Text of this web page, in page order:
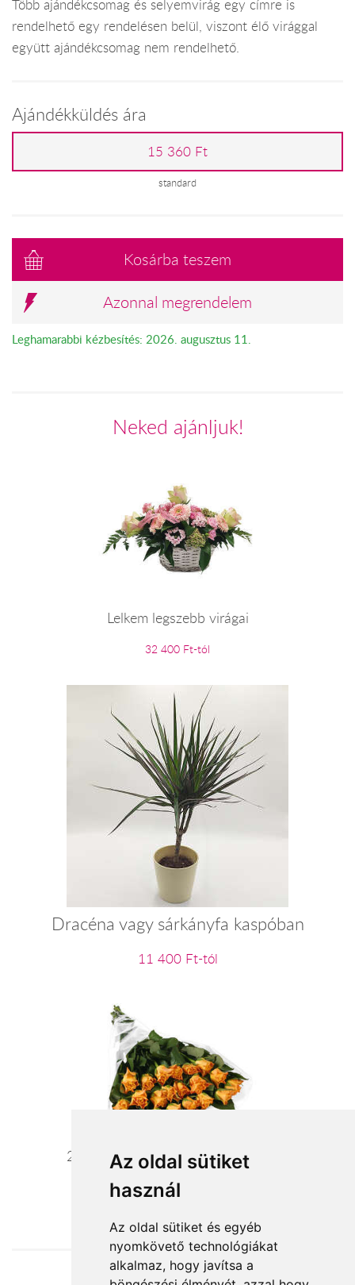
Az oldal sütiket
használ
Az oldal sütiket és egyéb
nyomkövető technológiákat
alkalmaz, hogy javítsa a
Több ajándékcsomag és selyemvirág egy címre is
rendelhető egy rendelésen belül, viszont élő virággal
együtt ajándékcsomag nem rendelhető.
Ajándékküldés ára
15 360 Ft
standard
Kosárba teszem
Azonnal megrendelem
Leghamarabbi kézbesítés: 2026. augusztus 11.
Neked ajánljuk!
Lelkem legszebb virágai
32 400 Ft-tól
Dracéna vagy sárkányfa kaspóban
11 400 Ft-tól
20 szál narancssárga rózsa kötegben
44 000 Ft-tól